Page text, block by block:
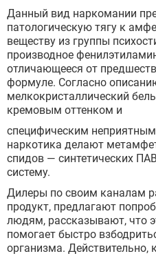
Данный вид наркомании
патологическую тягу к
веществу из группы
производное
отличающееся от
формуле. Согласно
мелкокристаллический
кремовым оттенком и
специфическим
наркотика делают
спидов — синтетических
систему.
Дилеры по своим каналам
продукт, предлагают
людям, рассказывают, что
помогает быстро
организма. Действительно,